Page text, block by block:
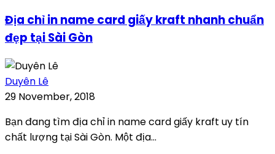
Địa chỉ in name card giấy kraft nhanh chuẩn
đẹp tại Sài Gòn
Duyên Lê
29 November, 2018
Bạn đang tìm địa chỉ in name card giấy kraft uy tín
chất lượng tại Sài Gòn. Một địa...